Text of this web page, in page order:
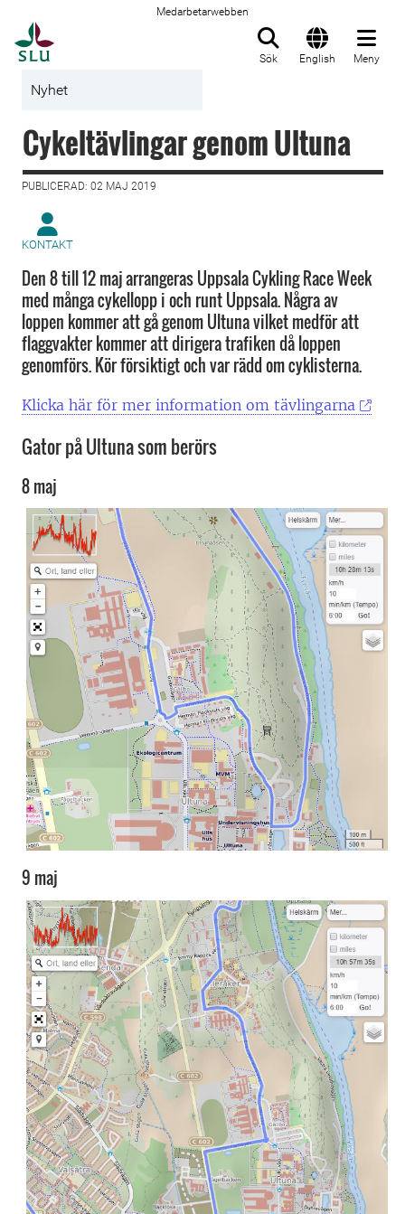
Medarbetarwebben
Sök English Meny
Nyhet
Cykeltävlingar genom Ultuna
PUBLICERAD: 02 MAJ 2019
KONTAKT
Den 8 till 12 maj arrangeras Uppsala Cykling Race Week
med många cykellopp i och runt Uppsala. Några av
loppen kommer att gå genom Ultuna vilket medför att
flaggvakter kommer att dirigera trafiken då loppen
genomförs. Kör försiktigt och var rädd om cyklisterna.
Klicka här för mer information om tävlingarna
Gator på Ultuna som berörs
8 maj
9 maj